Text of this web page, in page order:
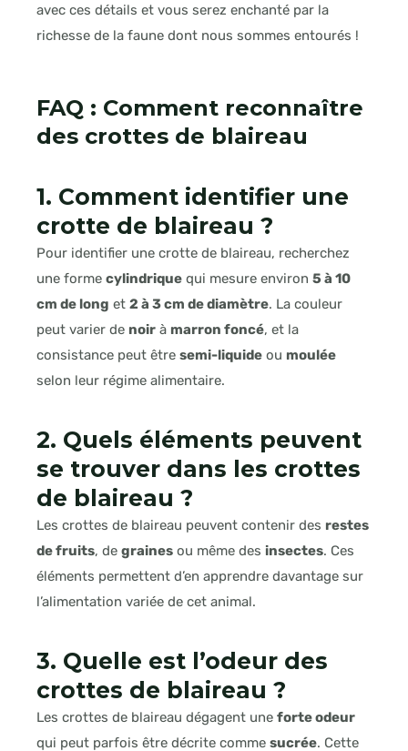
avec ces détails et vous serez enchanté par la
richesse de la faune dont nous sommes entourés !
FAQ : Comment reconnaître
des crottes de blaireau
1. Comment identifier une
crotte de blaireau ?
Pour identifier une crotte de blaireau, recherchez
une forme cylindrique qui mesure environ 5 à 10
cm de long et 2 à 3 cm de diamètre. La couleur
peut varier de noir à marron foncé, et la
consistance peut être semi-liquide ou moulée
selon leur régime alimentaire.
2. Quels éléments peuvent
se trouver dans les crottes
de blaireau ?
Les crottes de blaireau peuvent contenir des restes
de fruits, de graines ou même des insectes. Ces
éléments permettent d’en apprendre davantage sur
l’alimentation variée de cet animal.
3. Quelle est l’odeur des
crottes de blaireau ?
Les crottes de blaireau dégagent une forte odeur
qui peut parfois être décrite comme sucrée. Cette